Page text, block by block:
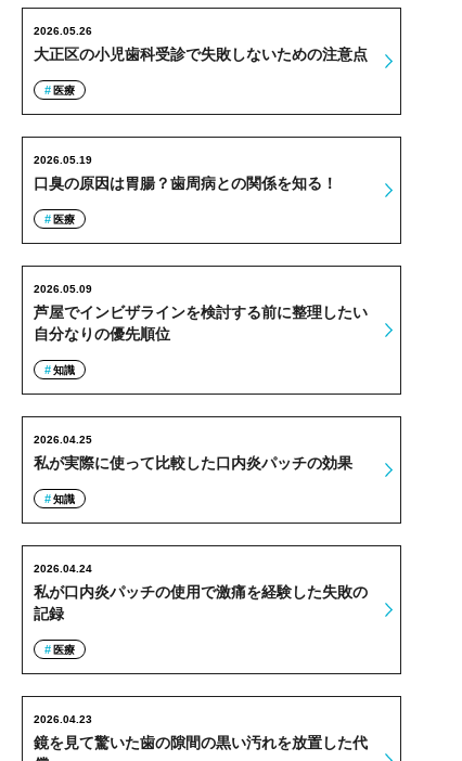
大正区の小児歯科受診で失敗しないための注意点
2026.05.26
医療
口臭の原因は胃腸？歯周病との関係を知る！
2026.05.19
医療
芦屋でインビザラインを検討する前に整理したい
自分なりの優先順位
2026.05.09
知識
私が実際に使って比較した口内炎パッチの効果
2026.04.25
知識
私が口内炎パッチの使用で激痛を経験した失敗の
記録
2026.04.24
医療
鏡を見て驚いた歯の隙間の黒い汚れを放置した代
2026.04.23